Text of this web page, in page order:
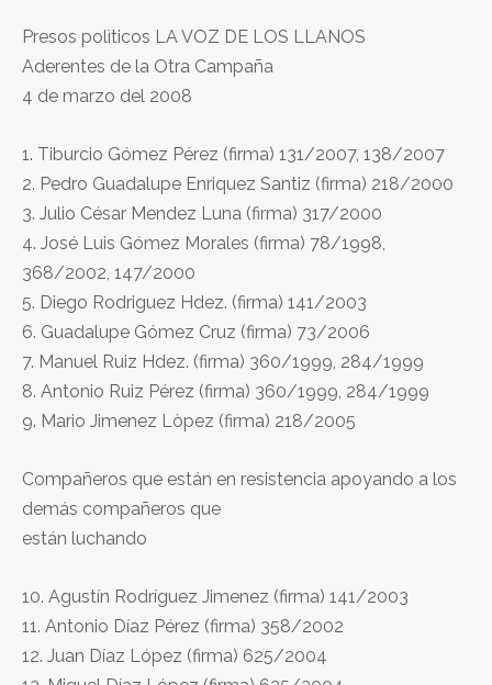
Presos polìticos LA VOZ DE LOS LLANOS
Aderentes de la Otra Campaña
4 de marzo del 2008
1. Tiburcio Gómez Pérez (firma) 131/2007, 138/2007
2. Pedro Guadalupe Enriquez Santiz (firma) 218/2000
3. Julio César Mendez Luna (firma) 317/2000
4. José Luis Gómez Morales (firma) 78/1998,
368/2002, 147/2000
5. Diego Rodriguez Hdez. (firma) 141/2003
6. Guadalupe Gómez Cruz (firma) 73/2006
7. Manuel Ruiz Hdez. (firma) 360/1999, 284/1999
8. Antonio Ruiz Pérez (firma) 360/1999, 284/1999
9. Mario Jimenez Lòpez (firma) 218/2005
Compañeros que están en resistencia apoyando a los
demás compañeros que
están luchando
10. Agustín Rodríguez Jimenez (firma) 141/2003
11. Antonio Díaz Pérez (firma) 358/2002
12. Juan Díaz López (firma) 625/2004